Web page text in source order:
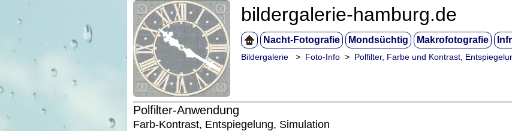
bildergalerie-hamburg.de
Nacht-Fotografie Mondsüchtig Makrofotografie
Bildergalerie > Foto-Info > Polfilter, Farbe und Kontrast,
Polfilter-Anwendung
Farb-Kontrast, Entspiegelung, Simulation